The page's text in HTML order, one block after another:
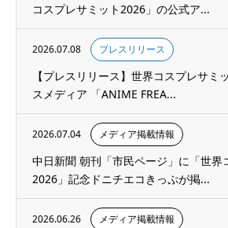
コスプレサミット2026」の公式ア...
2026.07.08 プレスリリース
【プレスリリース】世界コスプレサミ
スメディア 「ANIME FREA...
2026.07.04 メディア掲載情報
中日新聞 朝刊「市民ページ」に「世界
2026」記念ドニチエコきっぷが掲...
2026.06.26 メディア掲載情報